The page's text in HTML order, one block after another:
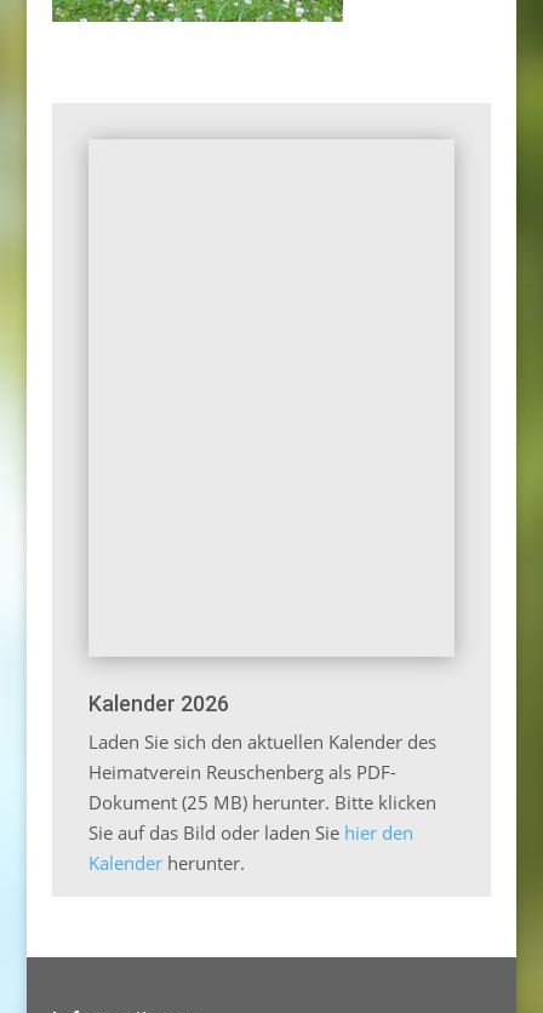
Kalender 2026
Laden Sie sich den aktuellen Kalender des
Heimatverein Reuschenberg als PDF-
Dokument (25 MB) herunter. Bitte klicken
Sie auf das Bild oder laden Sie hier den
Kalenderherunter.